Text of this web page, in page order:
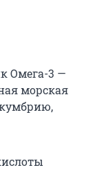
Омега-3 —
морская